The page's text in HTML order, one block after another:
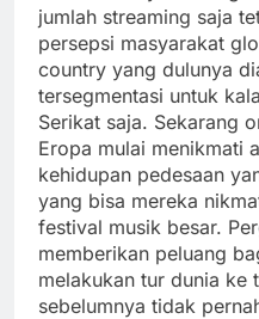
jumlah streaming saja
persepsi masyarakat
country yang dulunya
tersegmentasi untuk
Serikat saja. Sekarang
Eropa mulai menikmati
kehidupan pedesaan
yang bisa mereka
festival musik besar.
memberikan peluang
melakukan tur dunia ke
sebelumnya tidak